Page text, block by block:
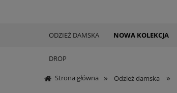
ODZIEŻ DAMSKA NOWA KOLEKCJA
DROP
Strona główna » Odzież damska »